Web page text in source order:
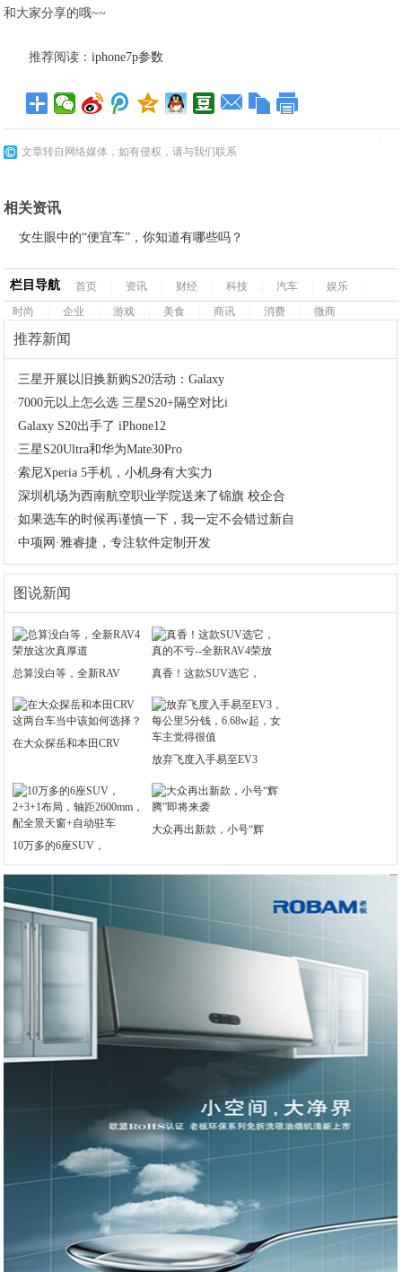
和大家分享的哦~~
推荐阅读：iphone7p参数
文章转自网络媒体，如有侵权，请与我们联系
相关资讯
女生眼中的“便宜车”，你知道有哪些吗？
栏目导航 首页 资讯 财经 科技 汽车 娱乐
时尚
企业 游戏 美食 商讯 消费 微商
推荐新闻
·三星开展以旧换新购S20活动：Galaxy
· 7000元以上怎么选 三星S20+隔空对比i
·Galaxy S20出手了 iPhone12
·三星S20Ultra和华为Mate30Pro
·索尼Xperia 5手机，小机身有大实力
·深圳机场为西南航空职业学院送来了锦旗 校企合
·如果选车的时候再谨慎一下，我一定不会错过新自
·中项网·雅睿捷，专注软件定制开发
图说新闻
总算没白等，全新RAV 真香！这款SUV选它，
在大众探岳和本田CRV
放弃飞度入手易至EV3
10万多的6座SUV，
大众再出新款，小号“辉